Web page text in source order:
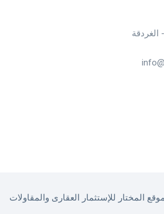
الغردقة
المختار للإستثمار العقارى والمقاولات